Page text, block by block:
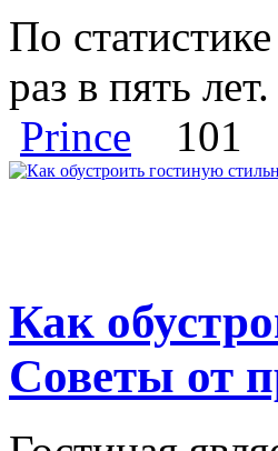
По
раз в пять
Prince
101
Как
Советы от